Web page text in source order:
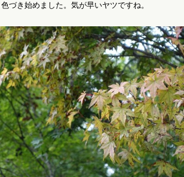
づき始めました。気が早いヤツですね。